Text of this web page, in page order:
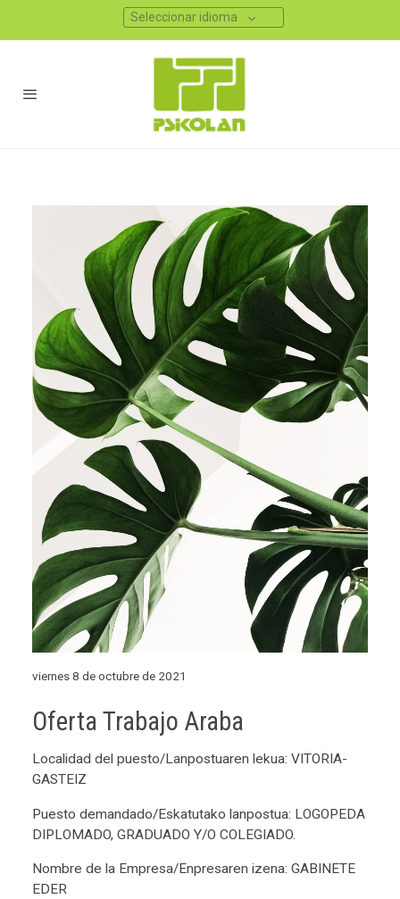
Seleccionar idioma
viernes 8 de octubre de 2021
Oferta Trabajo Araba
Localidad del puesto/Lanpostuaren lekua: VITORIA-
GASTEIZ
Puesto demandado/Eskatutako lanpostua: LOGOPEDA
DIPLOMADO, GRADUADO Y/O COLEGIADO.
Nombre de la Empresa/Enpresaren izena: GABINETE
EDER